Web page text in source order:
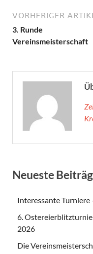
VORHERIGER
3. Runde
Vereinsmeisterschaft
Neueste
Interessante
6.
2026
Die